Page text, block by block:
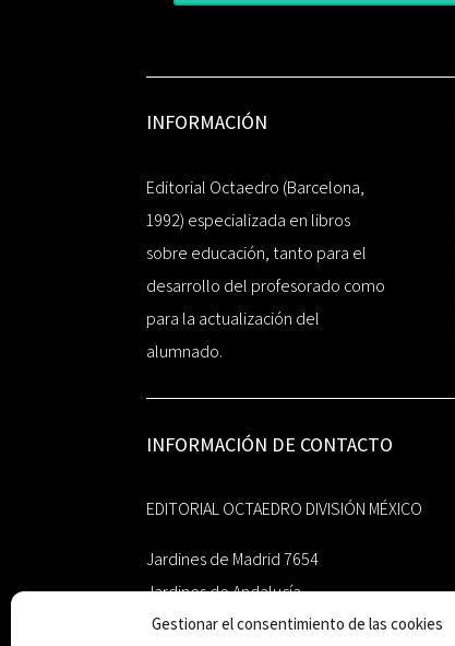
Gestionar el consentimiento de las cookies
INFORMACIÓN
Editorial Octaedro (Barcelona,
1992) especializada en libros
sobre educación, tanto para el
desarrollo del profesorado como
para la actualización del
alumnado.
INFORMACIÓN DE CONTACTO
EDITORIAL OCTAEDRO DIVISIÓN MÉXICO
Jardines de Madrid 7654
Jardines de Andalucía
Guadalupe, Nuevo León